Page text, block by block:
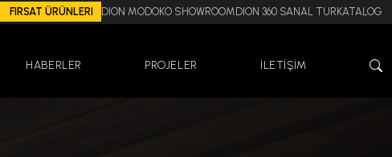
FIRSAT ÜRÜNLERI DION MODOKO SHOWROOM DION 360 SANAL TUR KATALOG
HABERLER PROJELER İLETİŞİM